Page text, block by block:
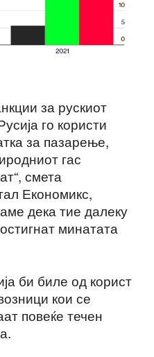
за рускиот
го користи
за пазарење,
гас
смета
Економикс,
дека тие далеку
минатата
би биле од корист
кои се
повеќе течен